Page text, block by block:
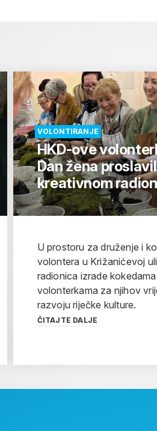
VOLONTIRANJE
HKD-ove
Dan žena
kreativnom
U prostoru za druženje i
volontera u Križanićevoj
radionica izrade
volonterkama za njihov
razvoju riječke kulture.
ČITAJTE DALJE